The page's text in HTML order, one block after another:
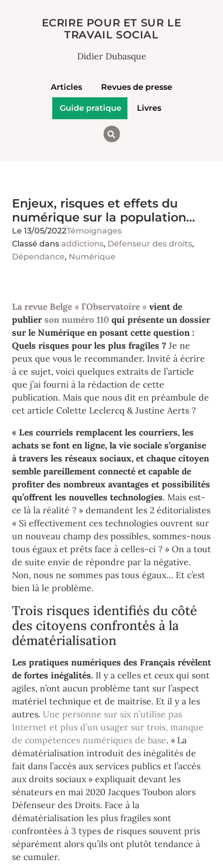
ECRIRE POUR ET SUR LE
TRAVAIL SOCIAL
Didier Dubasque
Articles Revues de presse
Guide pratique Livres
Enjeux, risques et effets du
numérique sur la population…
Le 13/05/2022Témoignages
Classé dans addictions, Défenseur des droits,
Dépendance, Numérique
La revue Belge « l’Observatoire » vient de
publierson numéro 110 qui présente un dossier
sur le Numérique en posant cette question :
Quels risques pour les plus fragiles ? Je ne
peux que vous le recommander. Invité à écrire
à ce sujet, voici quelques extraits de l’article
que j’ai fourni à la rédaction de cette
publication. Mais que nous dit en préambule de
cet article Colette Leclercq & Justine Aerts ?
« Les courriels remplacent les courriers, les
achats se font en ligne, la vie sociale s’organise
à travers les réseaux sociaux, et chaque citoyen
semble pareillement connecté et capable de
profiter des nombreux avantages et possibilités
qu’offrent les nouvelles technologies. Mais est-
ce là la réalité ? » demandent les 2 éditorialistes
« Si effectivement ces technologies ouvrent sur
un nouveau champ des possibles, sommes-nous
tous égaux et prêts face à celles-ci ? » On a tout
de suite envie de répondre par la négative.
Non, nous ne sommes pas tous égaux… Et c’est
bien là le problème.
Trois risques identifiés du côté
des citoyens confrontés à la
dématérialisation
Les pratiques numériques des Français révèlent
de fortes inégalités. Il y a celles et ceux qui sont
agiles, n’ont aucun problème tant sur l’aspect
matériel technique et de maitrise. Et il y a les
autres. Une personne sur six n’utilise pas
Internet et plus d’un usager sur trois, manque
de compétences numériques de base. « La
dématérialisation introduit des inégalités de
fait dans l’accès aux services publics et l’accès
aux droits sociaux » expliquait devant les
sénateurs en mai 2020 Jacques Toubon alors
Défenseur des Droits. Face à la
dématérialisation les plus fragiles sont
confrontées à 3 types de risques souvent pris
séparément alors qu’ils ont plutôt tendance à
se cumuler.